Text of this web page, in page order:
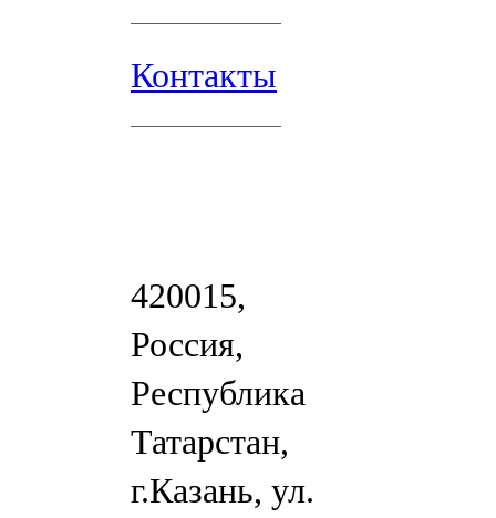
Контакты
420015,
Россия,
Республика
Татарстан,
г.Казань, ул.